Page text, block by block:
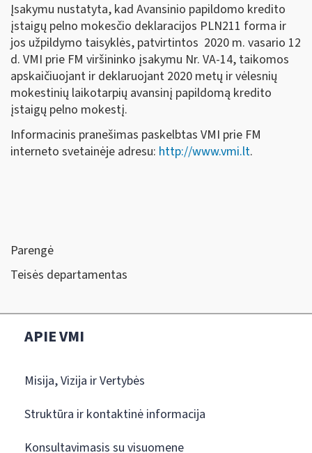
Įsakymu nustatyta, kad Avansinio papildomo kredito
įstaigų pelno mokesčio deklaracijos PLN211 forma ir
jos užpildymo taisyklės, patvirtintos 2020 m. vasario 12
d. VMI prie FM viršininko įsakymu Nr. VA-14, taikomos
apskaičiuojant ir deklaruojant 2020 metų ir vėlesnių
mokestinių laikotarpių avansinį papildomą kredito
įstaigų pelno mokestį.
Informacinis pranešimas paskelbtas VMI prie FM
interneto svetainėje adresu: http://www.vmi.lt.
Parengė
Teisės departamentas
APIE VMI
Misija, Vizija ir Vertybės
Struktūra ir kontaktinė informacija
Konsultavimasis su visuomene